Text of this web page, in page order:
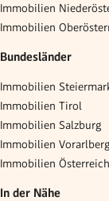
Immobilien
Immobilien
Bundesländer
Immobilien
Immobilien Tirol
Immobilien Salzburg
Immobilien Vorarlberg
Immobilien Österreich
In der Nähe